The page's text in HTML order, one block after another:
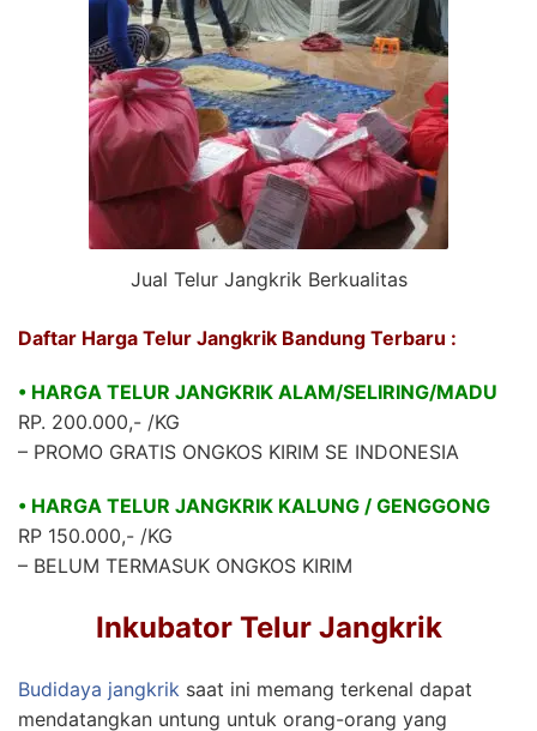
Jual Telur Jangkrik Berkualitas
Daftar Harga Telur Jangkrik Bandung Terbaru :
• HARGA TELUR JANGKRIK ALAM/SELIRING/MADU
RP. 200.000,- /KG
– PROMO GRATIS ONGKOS KIRIM SE INDONESIA
• HARGA TELUR JANGKRIK KALUNG / GENGGONG
RP 150.000,- /KG
– BELUM TERMASUK ONGKOS KIRIM
Inkubator Telur Jangkrik
Budidaya jangkrik saat ini memang terkenal dapat
mendatangkan untung untuk orang-orang yang